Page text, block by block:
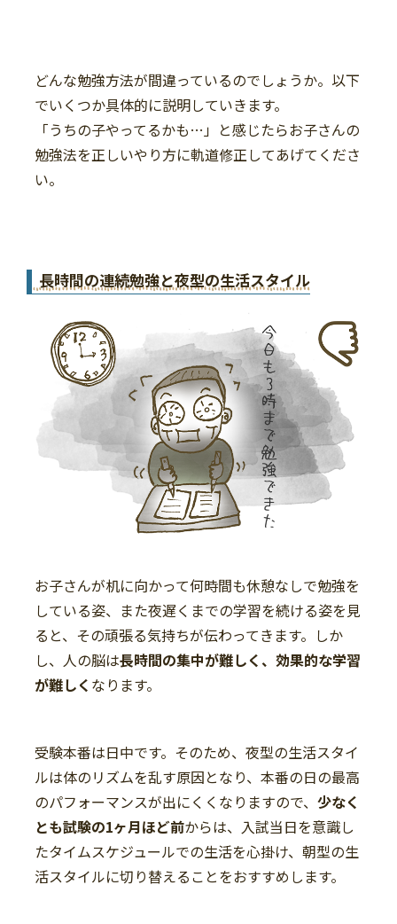
どんな勉強方法が間違っているのでしょうか。以下
でいくつか具体的に説明していきます。
「うちの子やってるかも…」と感じたらお子さんの
勉強法を正しいやり方に軌道修正してあげてくださ
い。
長時間の連続勉強と夜型の生活スタイル
お子さんが机に向かって何時間も休憩なしで勉強を
している姿、また夜遅くまでの学習を続ける姿を見
ると、その頑張る気持ちが伝わってきます。しか
し、人の脳は長時間の集中が難しく、効果的な学習
が難しく なります。
受験本番は日中です。そのため、夜型の生活スタイ
ルは体のリズムを乱す原因となり、本番の日の最高
のパフォーマンスが出にくくなりますので、 少なく
とも試験の1ヶ月ほど前からは、入試当日を意識し
たタイムスケジュールでの生活を心掛け、朝型の生
活スタイルに切り替えることをおすすめします。